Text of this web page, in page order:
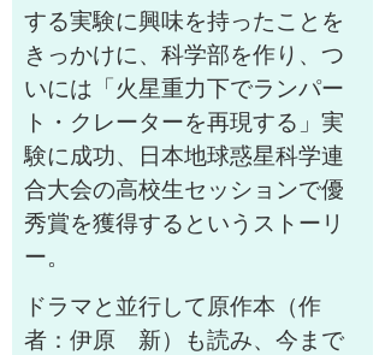
する実験に興味を持ったことを
きっかけに、科学部を作り、つ
いには「火星重力下でランパー
ト・クレーターを再現する」実
験に成功、日本地球惑星科学連
合大会の高校生セッションで優
秀賞を獲得するというストーリ
ー。
ドラマと並行して原作本（作
者：伊原 新）も読み、今まで